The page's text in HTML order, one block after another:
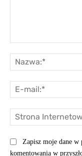
Zapisz moje dane w
komentowania w